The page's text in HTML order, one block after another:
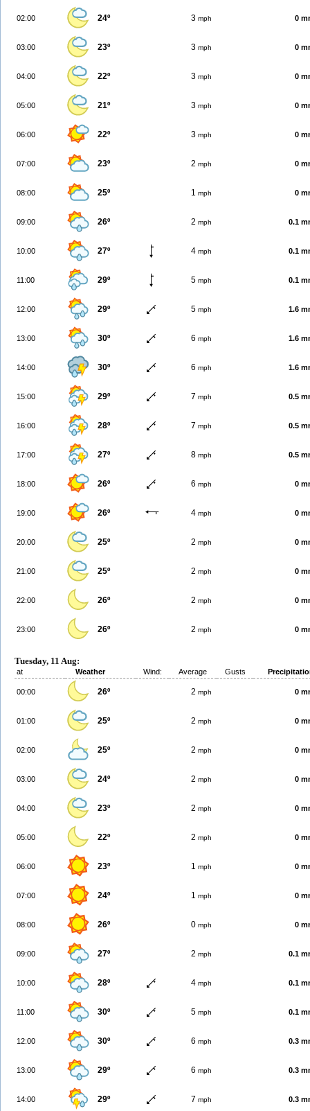
02:00 24º 3 mph 0
03:00 23º 3 mph 0
04:00 22º 3 mph 0
05:00 21º 3 mph 0
06:00 22º 3 mph 0
07:00 23º 2 mph 0
08:00 25º 1 mph 0
09:00 26º 2 mph 0.1
10:00 27º 4 mph 0.1
11:00 29º 5 mph 0.1
12:00 29º 5 mph 1.6
13:00 30º 6 mph 1.6
14:00 30º 6 mph 1.6
15:00 29º 7 mph 0.5
16:00 28º 7 mph 0.5
17:00 27º 8 mph 0.5
18:00 26º 6 mph 0
19:00 26º 4 mph 0
20:00 25º 2 mph 0
21:00 25º 2 mph 0
22:00 26º 2 mph 0
23:00 26º 2 mph 0
Tuesday, 11 Aug:
at Weather Wind: Average Gusts
00:00 26º 2 mph 0
01:00 25º 2 mph 0
02:00 25º 2 mph 0
03:00 24º 2 mph 0
04:00 23º 2 mph 0
05:00 22º 2 mph 0
06:00 23º 1 mph 0
07:00 24º 1 mph 0
08:00 26º 0 mph 0
09:00 27º 2 mph 0.1
10:00 28º 4 mph 0.1
11:00 30º 5 mph 0.1
12:00 30º 6 mph 0.3
13:00 29º 6 mph 0.3
14:00 29º 7 mph 0.3